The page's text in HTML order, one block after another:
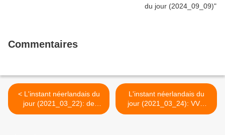
Commentaires
< L'instant néerlandais du
jour (2021_03_22): de
versplintering
L'instant néerlandais du
jour (2021_03_24): VVD
nog steeds winnaar >